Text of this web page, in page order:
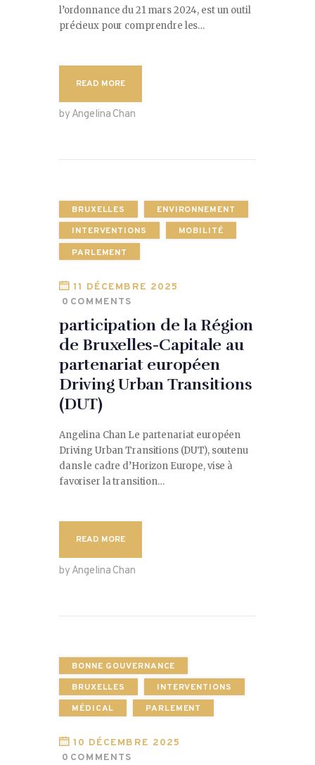
l’ordonnance du 21 mars 2024, est un outil
précieux pour comprendre les…
READ MORE
by Angelina Chan
BRUXELLES
ENVIRONNEMENT
INTERVENTIONS
MOBILITÉ
PARLEMENT
11 DÉCEMBRE 2025
0 COMMENTS
participation de la Région
de Bruxelles-Capitale au
partenariat européen
Driving Urban Transitions
(DUT)
Angelina Chan Le partenariat européen
Driving Urban Transitions (DUT), soutenu
dans le cadre d’Horizon Europe, vise à
favoriser la transition…
READ MORE
by Angelina Chan
BONNE GOUVERNANCE
BRUXELLES
INTERVENTIONS
MÉDICAL
PARLEMENT
10 DÉCEMBRE 2025
0 COMMENTS